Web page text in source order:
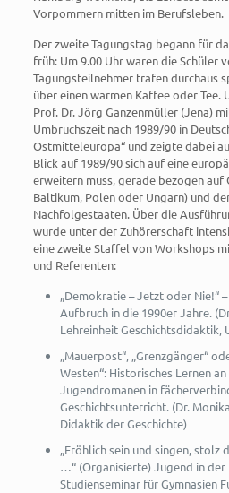
Vorpommern mitten im Berufsleben.
Der zweite Tagungstag begann für
früh: Um 9.00 Uhr waren die Schüler
Tagungsteilnehmer trafen durchaus
über einen warmen Kaffee oder Tee.
Prof. Dr. Jörg Ganzenmüller (Jena)
Umbruchszeit nach 1989/90 in
Ostmitteleuropa“ und zeigte dabei
Blick auf 1989/90 sich auf eine
erweitern muss, gerade bezogen
Baltikum, Polen oder Ungarn) und
Nachfolgestaaten. Über die
wurde unter der Zuhörerschaft
eine zweite Staffel von Workshops
und Referenten:
„Demokratie – Jetzt oder Nie!“
Aufbruch in die 1990er Jahre.
Lehreinheit Geschichtsdidaktik,
„Mauerpost“, „Grenzgänger“
Westen“: Historisches Lernen
Jugendromanen in
Geschichtsunterricht. (Dr.
Didaktik der Geschichte)
„Fröhlich sein und singen, stolz
…“ (Organisierte) Jugend in der
Studienseminar für Gymnasien